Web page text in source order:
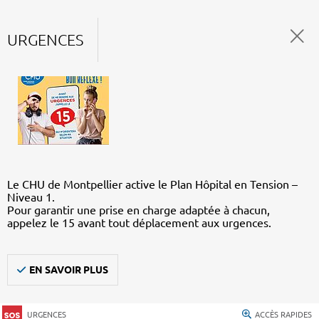
URGENCES
Le CHU de Montpellier active le Plan Hôpital en Tension –
Niveau 1.
Pour garantir une prise en charge adaptée à chacun,
appelez le 15 avant tout déplacement aux urgences.
EN SAVOIR PLUS
URGENCES ACCÈS RAPIDES